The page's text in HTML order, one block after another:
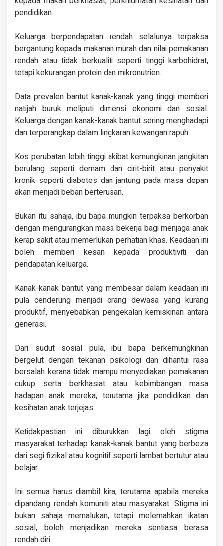
pendidikan.
Keluarga berpendapatan rendah selalunya terpaksa
bergantung kepada makanan murah dan nilai pemakanan
rendah atau tidak berkualiti seperti tinggi karbohidrat,
tetapi kekurangan protein dan mikronutrien.
Data prevalen bantut kanak-kanak yang tinggi memberi
natijah buruk meliputi dimensi ekonomi dan sosial.
Keluarga dengan kanak-kanak bantut sering menghadapi
dan terperangkap dalam lingkaran kewangan rapuh.
Kos perubatan lebih tinggi akibat kemungkinan jangkitan
berulang seperti demam dan cirit-birit atau penyakit
kronik seperti diabetes dan jantung pada masa depan
akan menjadi beban berterusan.
Bukan itu sahaja, ibu bapa mungkin terpaksa berkorban
dengan mengurangkan masa bekerja bagi menjaga anak
kerap sakit atau memerlukan perhatian khas. Keadaan ini
boleh memberi kesan kepada produktiviti dan
pendapatan keluarga.
Kanak-kanak bantut yang membesar dalam keadaan ini
pula cenderung menjadi orang dewasa yang kurang
produktif, menyebabkan pengekalan kemiskinan antara
generasi.
Dari sudut sosial pula, ibu bapa berkemungkinan
bergelut dengan tekanan psikologi dan dihantui rasa
bersalah kerana tidak mampu menyediakan pemakanan
cukup serta berkhasiat atau kebimbangan masa
hadapan anak mereka, terutama jika pendidikan dan
kesihatan anak terjejas.
Ketidakpastian ini diburukkan lagi oleh stigma
masyarakat terhadap kanak-kanak bantut yang berbeza
dari segi fizikal atau kognitif seperti lambat bertutur atau
belajar.
Ini semua harus diambil kira, terutama apabila mereka
dipandang rendah komuniti atau masyarakat. Stigma ini
bukan sahaja memalukan, tetapi melemahkan ikatan
sosial, boleh menjadikan mereka sentiasa berasa
rendah diri.